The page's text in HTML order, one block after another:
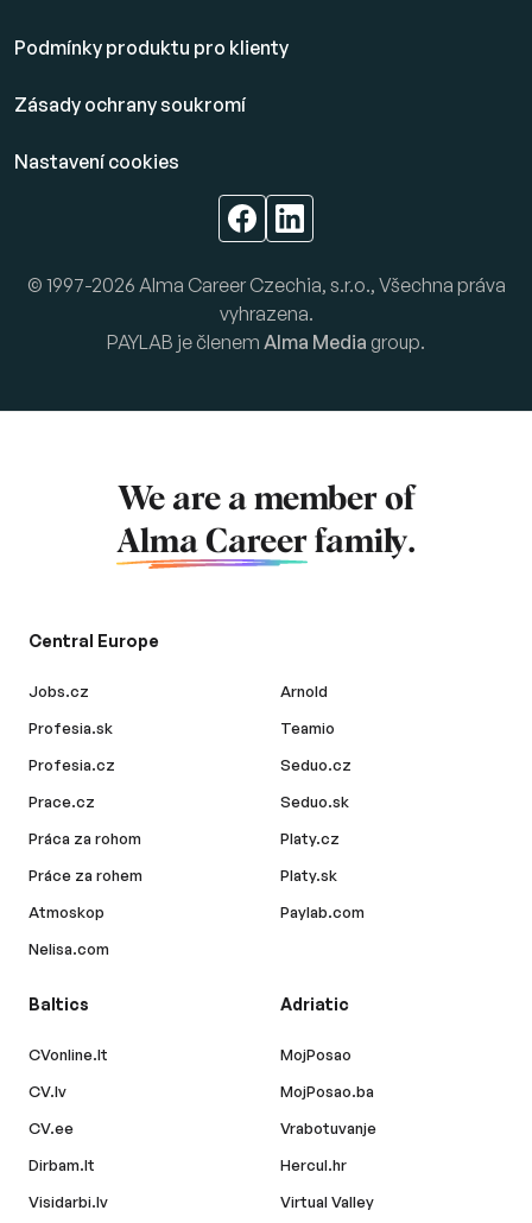
Podmínky produktu pro klienty
Zásady ochrany soukromí
Nastavení cookies
© 1997-2026 Alma Career Czechia, s.r.o., Všechna práva
vyhrazena.
PAYLAB je členem Alma Media group.
We are a member of
Alma Career family.
Central Europe
Jobs.cz
Profesia.sk
Profesia.cz
Prace.cz
Práca za rohom
Práce za rohem
Atmoskop
Nelisa.com
Arnold
Teamio
Seduo.cz
Seduo.sk
Platy.cz
Platy.sk
Paylab.com
Baltics
CVonline.lt
CV.lv
CV.ee
Dirbam.lt
Visidarbi.lv
Adriatic
MojPosao
MojPosao.ba
Vrabotuvanje
Hercul.hr
Virtual Valley